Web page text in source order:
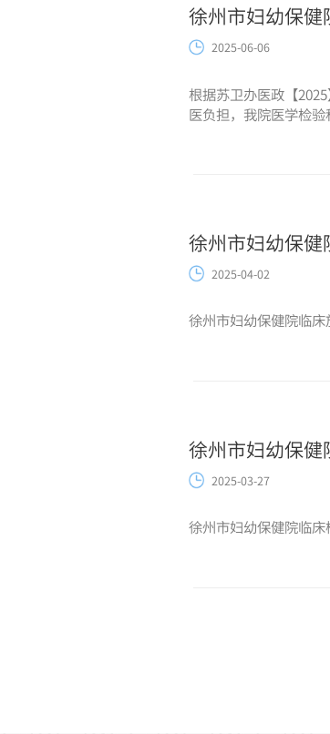
徐州市妇幼保
2025-06-06
根据苏卫办医政【
医负担，我院医学检
徐州市妇幼保
2025-04-02
徐州市妇幼保健院临
徐州市妇幼保
2025-03-27
徐州市妇幼保健院临